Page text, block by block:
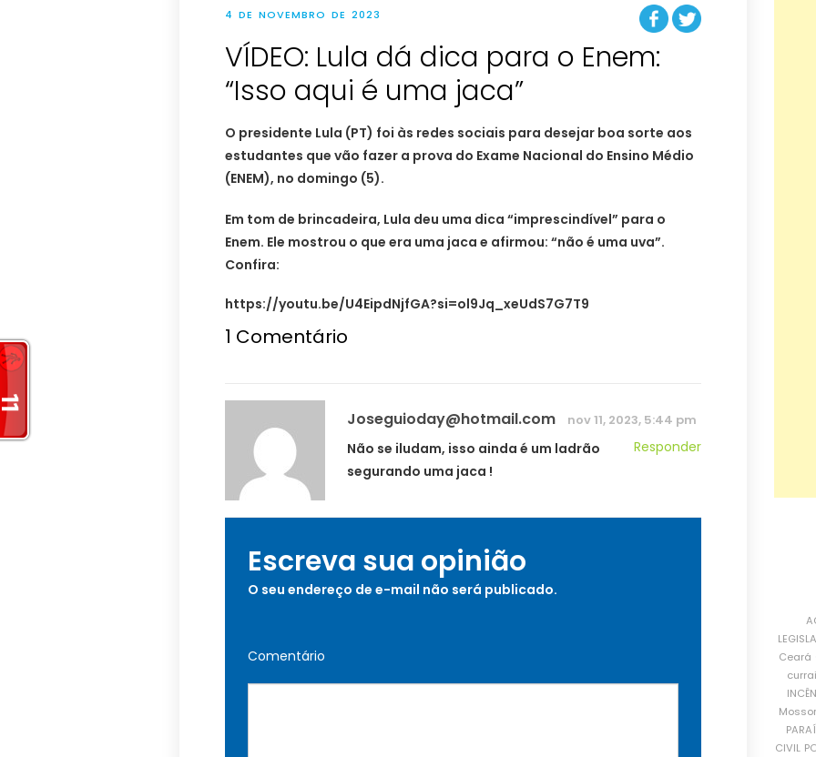
4 DE NOVEMBRO DE 2023
VÍDEO: Lula dá dica para o Enem:
“Isso aqui é uma jaca”
O presidente Lula (PT) foi às redes sociais para desejar boa sorte aos
estudantes que vão fazer a prova do Exame Nacional do Ensino Médio
(ENEM), no domingo (5).
Em tom de brincadeira, Lula deu uma dica “imprescindível” para o
Enem. Ele mostrou o que era uma jaca e afirmou: “não é uma uva”.
Confira:
https://youtu.be/U4EipdNjfGA?si=ol9Jq_xeUdS7G7T9
1 Comentário
Joseguioday@hotmail.com nov 11, 2023, 5:44 pm
Responder
Não se iludam, isso ainda é um ladrão
segurando uma jaca !
Escreva sua opinião
O seu endereço de e-mail não será publicado.
Comentário
Ceará
CIVIL